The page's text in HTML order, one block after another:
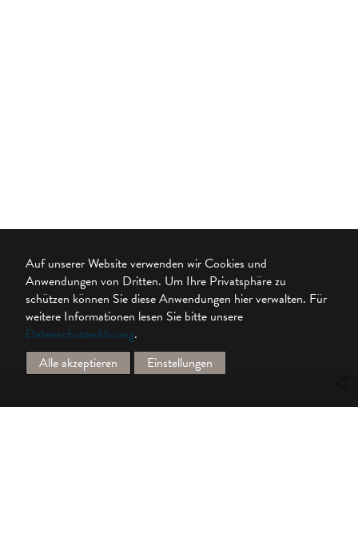
Auf unserer Website verwenden wir Cookies und
Anwendungen von Dritten. Um Ihre Privatsphäre zu
schützen können Sie diese Anwendungen hier verwalten. Für
weitere Informationen lesen Sie bitte unsere
Datenschutzerklärung.
Alle akzeptieren
Einstellungen